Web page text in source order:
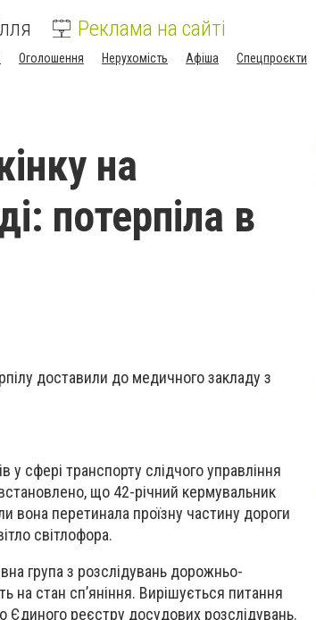
Реклама на сайті
Оголошення Нерухомість Афіша Спецпроєкти
на
потерпіла в
доставили до медичного закладу з
у сфері транспорту слідчого управління
що 42-річний кермувальник
вона перетинала проїзну частину дороги
світлофора.
група з розслідувань дорожньо-
на стан сп’яніння. Вирішується питання
Єдиного реєстру досудових розслідувань.